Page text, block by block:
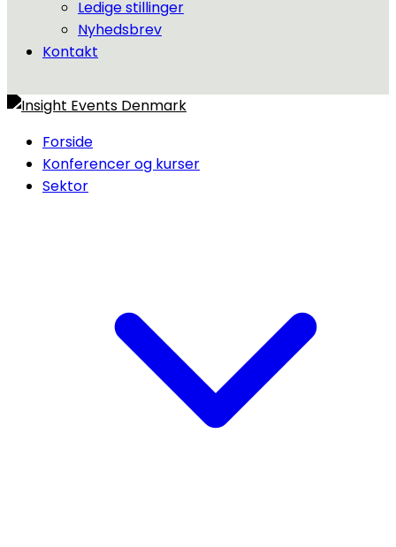
Ledige stillinger
Nyhedsbrev
Kontakt
Forside
Konferencer og kurser
Sektor